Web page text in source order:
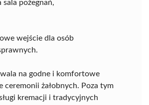
sala pożegnań,
wejście dla osób
na godne i komfortowe
ceremonii żałobnych. Poza tym
kremacji i tradycyjnych